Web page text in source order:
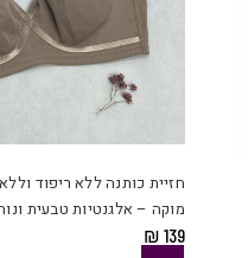
חזיית כותנה ללא ריפוד
מוקה – אלגנטיות טבעית
₪ 139
זה
מספר
סוגים.
ניתן